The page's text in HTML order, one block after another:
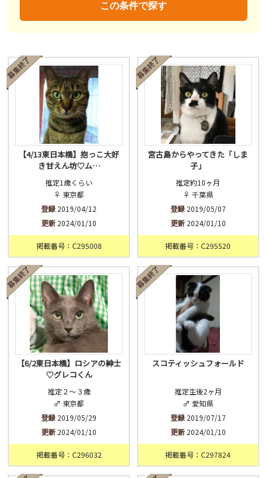
不妊去勢手術
済 未 不明
この条件で探す
【4/13東日本橋】抱っこ大好
き甘えん坊♡ム…
推定1歳くらい
♀ 東京都
登録 2019/04/12
更新 2024/01/10
掲載番号：C295008
宮古島からやってきた「しま
子」
推定約10ヶ月
♀ 千葉県
登録2019/05/07
更新2024/01/10
掲載番号：C295520
【6/2東日本橋】ロシアの紳士
♡グレコくん
推定２〜３歳
♂ 東京都
登録 2019/05/29
更新 2024/01/10
掲載番号：C296032
スコティッシュフォールド
推定生後2ヶ月
♂ 愛知県
登録2019/07/17
更新2024/01/10
掲載番号：C297824